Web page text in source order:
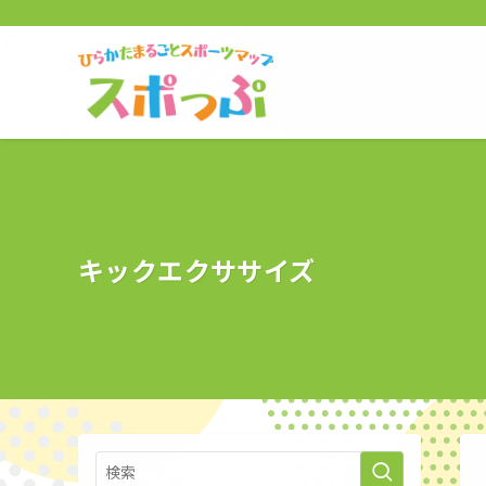
キックエクササイズ